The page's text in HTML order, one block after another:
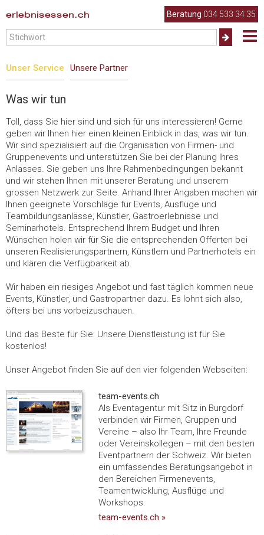
erlebnisessen.ch Beratung 034 533 34 35
Unser Service Unsere Partner
Was wir tun
Toll, dass Sie hier sind und sich für uns interessieren! Gerne
geben wir Ihnen hier einen kleinen Einblick in das, was wir tun.
Wir sind spezialisiert auf die Organisation von Firmen- und
Gruppenevents und unterstützen Sie bei der Planung Ihres
Anlasses. Sie geben uns Ihre Rahmenbedingungen bekannt
und wir stehen Ihnen mit unserer Beratung und unserem
grossen Netzwerk zur Seite. Anhand Ihrer Angaben machen wir
Ihnen geeignete Vorschläge für Events, Ausflüge und
Teambildungsanlässe, Künstler, Gastroerlebnisse und
Seminarhotels. Entsprechend Ihrem Budget und Ihren
Wünschen holen wir für Sie die entsprechenden Offerten bei
unseren Realisierungspartnern, Künstlern und Partnerhotels ein
und klären die Verfügbarkeit ab.
Wir haben ein riesiges Angebot und fast täglich kommen neue
Events, Künstler, und Gastropartner dazu. Es lohnt sich also,
öfters bei uns vorbeizuschauen.
Und das Beste für Sie: Unsere Dienstleistung ist für Sie
kostenlos!
Unser Angebot finden Sie auf den vier folgenden Webseiten:
team-events.ch
Als Eventagentur mit Sitz in Burgdorf
verbinden wir Firmen, Gruppen und
Vereine – also Ihr Team, Ihre Freunde
oder Vereinskollegen – mit den besten
Eventpartnern der Schweiz. Wir bieten
ein umfassendes Beratungsangebot in
den Bereichen Firmenevents,
Teamentwicklung, Ausflüge und
Workshops.
team-events.ch »